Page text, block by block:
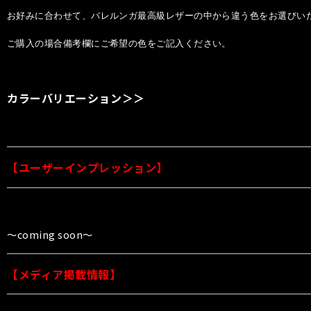
お好みに合わせて、バレルンガ最高級レザーの中から違う色をお選びい
ご購入の場合備考欄にご希望の色をご記入ください。
カラーバリエーション＞＞
【ユーザーインプレッション】
〜coming soon〜
【メディア掲載情報】